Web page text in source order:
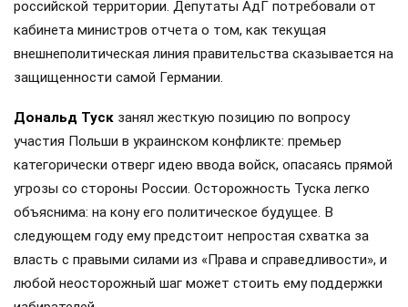
российской территории. Депутаты АдГ потребовали от
кабинета министров отчета о том, как текущая
внешнеполитическая линия правительства сказывается на
защищенности самой Германии.
Дональд Туск занял жесткую позицию по вопросу
участия Польши в украинском конфликте: премьер
категорически отверг идею ввода войск, опасаясь прямой
угрозы со стороны России. Осторожность Туска легко
объяснима: на кону его политическое будущее. В
следующем году ему предстоит непростая схватка за
власть с правыми силами из «Права и справедливости», и
любой неосторожный шаг может стоить ему поддержки